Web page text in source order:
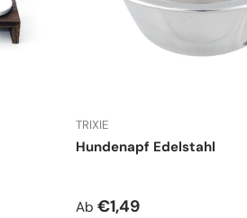
TRIXIE
Hundenapf Edelstahl
Normaler Preis
Ab €1,49